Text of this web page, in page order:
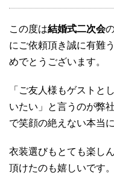
この度は結婚式二次会
にご依頼頂き誠に有難
めでとうございます。
「ご友人様もゲストと
いたい」と言うのが弊
で笑顔の絶えない本当
衣装選びもとても楽し
頂けたのも嬉しいです。